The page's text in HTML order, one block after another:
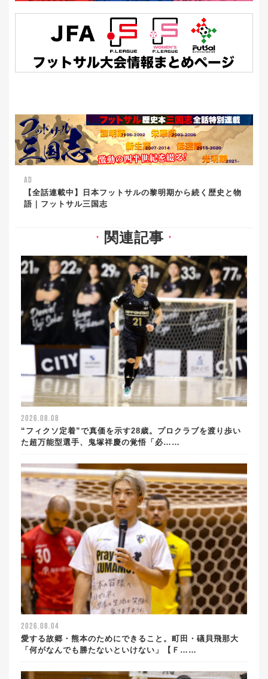
AD
【全話連載中】日本フットサルの黎明期から続く歴史と物
語｜フットサル三国志
▼ 関連記事 ▼
2026.08.08
“フィクソ定着”で真価を示す28歳。プロクラブを渡り歩い
た超万能型選手、鬼塚祥慶の覚悟「必……
2026.08.04
愛する故郷・熊本のためにできること。町田・礒貝飛那大
「何がなんでも勝たないといけない」【Ｆ……